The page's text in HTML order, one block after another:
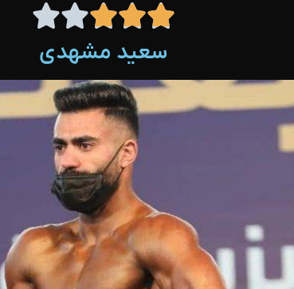





سعید مشهدی